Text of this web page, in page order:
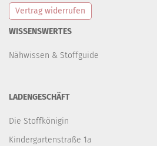
Vertrag widerrufen
WISSENSWERTES
Nähwissen & Stoffguide
LADENGESCHÄFT
Die Stoffkönigin
Kindergartenstraße 1a